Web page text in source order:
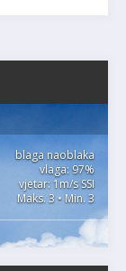
blaga naoblaka
vlaga: 97%
vjetar: 1m/s SSI
Maks. 3 • Min. 3